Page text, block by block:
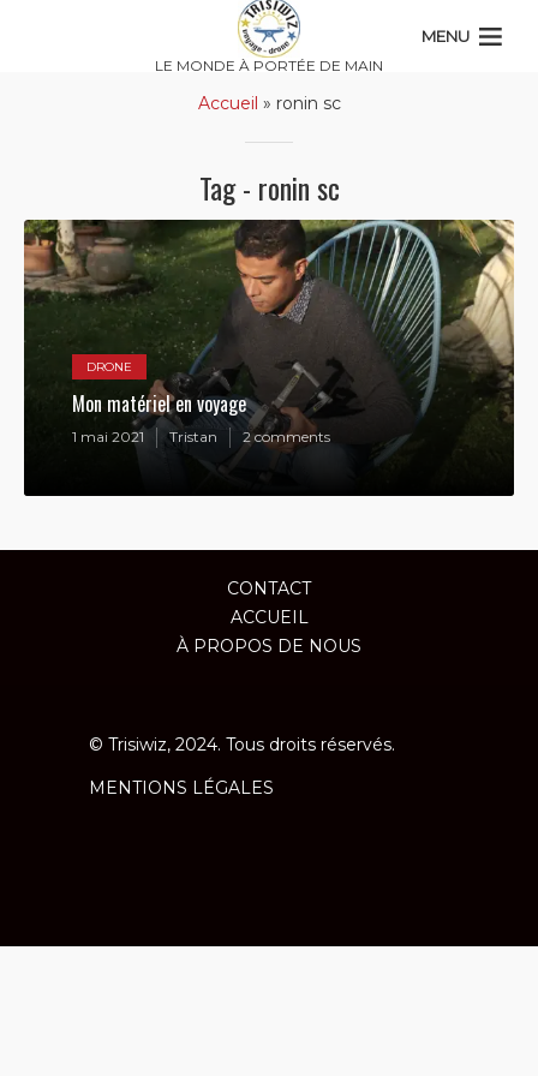
LE MONDE À PORTÉE DE MAIN
MENU
Accueil » ronin sc
Tag - ronin sc
DRONE
Mon matériel en voyage
1 mai 2021 Tristan 2 comments
CONTACT
ACCUEIL
À PROPOS DE NOUS
© Trisiwiz, 2024. Tous droits réservés.
MENTIONS LÉGALES